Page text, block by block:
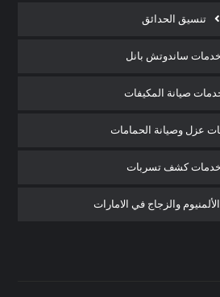
تنسيق الحدائق
خدمات ساندوتش بانل
صيانة المكيفات
عزل وصيانة الحمامات
خدمات كشف تسربات
والزجاج في الامارات